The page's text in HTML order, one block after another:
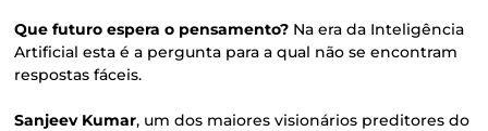
Que futuro espera o pensamento? Na era da Inteligência
Artificial esta é a pergunta para a qual não se encontram
respostas fáceis.
Sanjeev Kumar, um dos maiores visionários preditores do